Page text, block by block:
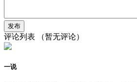
评论列表 （暂无评论）
一说